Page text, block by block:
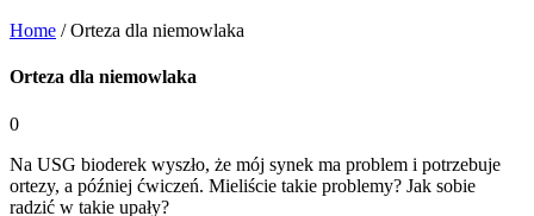
Home /Orteza dla niemowlaka
Orteza dla niemowlaka
0
Na USG bioderek wyszło, że mój synek ma problem i potrzebuje
ortezy, a później ćwiczeń. Mieliście takie problemy? Jak sobie
radzić w takie upały?